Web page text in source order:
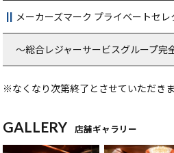
メーカーズマーク プライベートセレ
～総合レジャーサービスグループ完
※なくなり次第終了とさせていただきま
GALLERY 店舗ギャラリー